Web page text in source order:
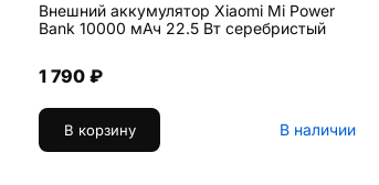
Внешний аккумулятор Xiaomi Mi Power
Bank 10000 мАч 22.5 Вт серебристый
1 790 ₽
В корзину В наличии